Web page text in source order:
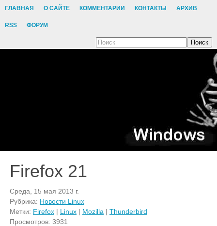
ГЛАВНАЯ О САЙТЕ КОММЕНТАРИИ КОНТАКТЫ АРХИВ
RSS ФОРУМ
Поиск
Firefox 21
Среда, 15 мая 2013 г.
Рубрика: Новости Linux
Метки: Firefox | Linux | Mozilla | Thunderbird
Просмотров: 3931